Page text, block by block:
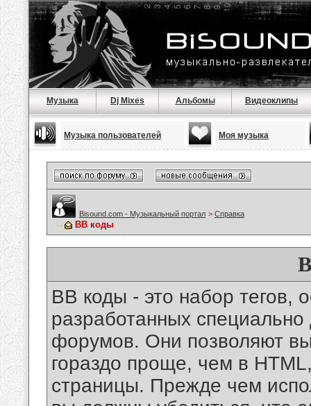
Музыка Dj Mixes Альбомы Видеоклипы
Музыка пользователей Моя музыка
Bisound.com - Музыкальный портал > Справка
BB коды
BB коды - это набор тегов,
разработанных
форумов. Они позволяют
гораздо проще, чем в
страницы. Прежде чем